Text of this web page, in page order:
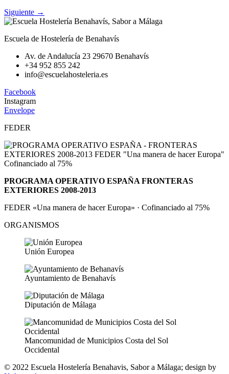
Siguiente →
Escuela de Hostelería de Benahavís
Av. de Andalucía 23 29670 Benahavís
+34 952 855 242
info@escuelahosteleria.es
Facebook
Instagram
Envelope
FEDER
PROGRAMA OPERATIVO ESPAÑA FRONTERAS
EXTERIORES 2008-2013
FEDER «Una manera de hacer Europa» · Cofinanciado al 75%
ORGANISMOS
Unión Europea
Ayuntamiento de Benahavís
Diputación de Málaga
Mancomunidad de Municipios Costa del Sol
Occidental
© 2022 Escuela Hostelería Benahavis, Sabor a Málaga; design by